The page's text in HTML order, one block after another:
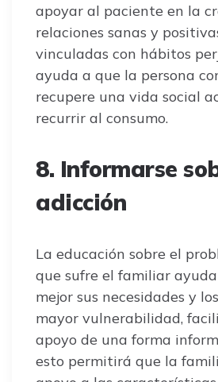
apoyar al paciente en la
relaciones sanas y
vinculadas con hábitos
ayuda a que la persona
recupere una vida social
recurrir al consumo.
8. Informarse
adicción
La educación sobre el
que sufre el familiar
mejor sus necesidades y
mayor vulnerabilidad,
apoyo de una forma
esto permitirá que la